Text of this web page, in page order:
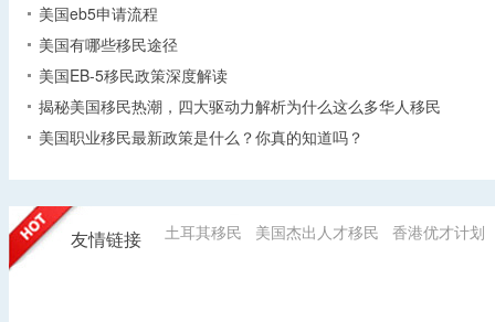
美国eb5申请流程
美国有哪些移民途径
美国EB-5移民政策深度解读
揭秘美国移民热潮，四大驱动力解析为什么这么多华人移民
美国职业移民最新政策是什么？你真的知道吗？
友情链接 土耳其移民 美国杰出人才移民 香港优才计划